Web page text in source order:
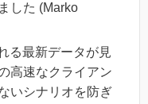
した (Marko
る最新データが見
高速なクライアン
いシナリオを防ぎ